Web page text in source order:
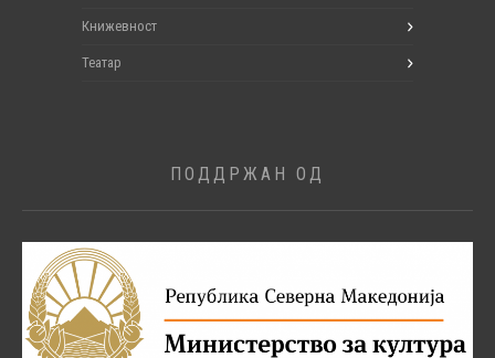
Книжевност
Театар
ПОДДРЖАН ОД